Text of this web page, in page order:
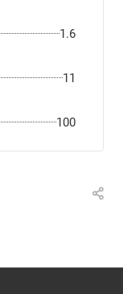
1.6
11
100